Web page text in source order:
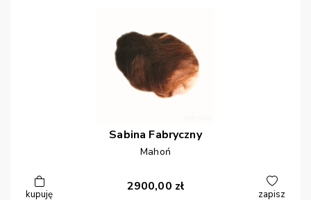
Sabina Fabryczny
Mahoń
kupuję
2900,00 zł
zapisz